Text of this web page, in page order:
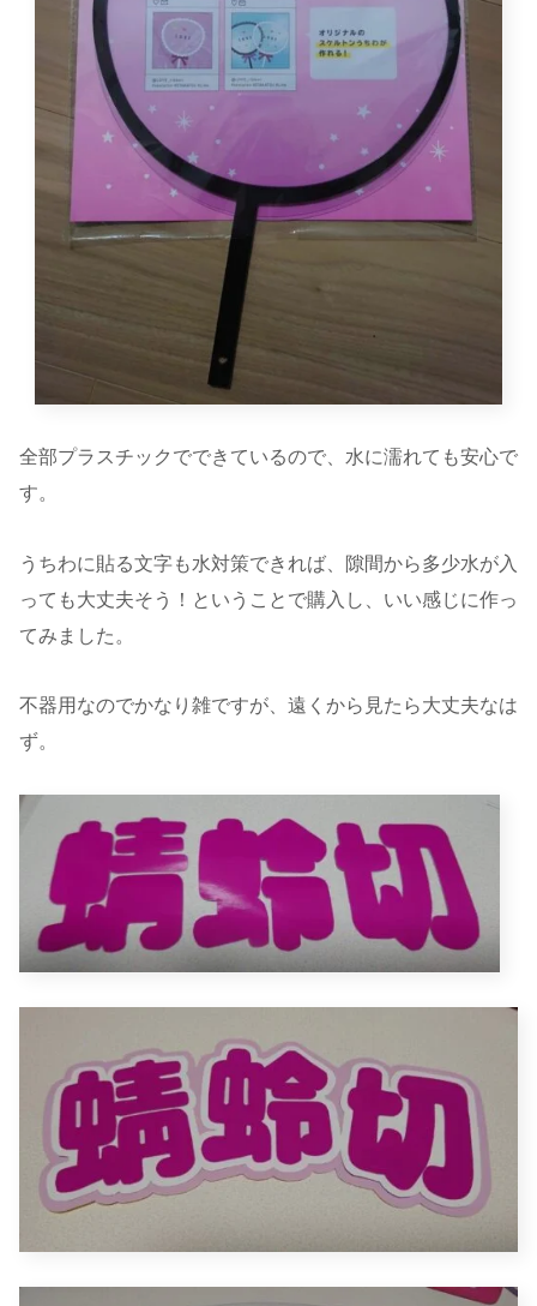
全部プラスチックでできているので、水に濡れても安心で
す。
うちわに貼る文字も水対策できれば、隙間から多少水が入
っても大丈夫そう！ということで購入し、いい感じに作っ
てみました。
不器用なのでかなり雑ですが、遠くから見たら大丈夫なは
ず。